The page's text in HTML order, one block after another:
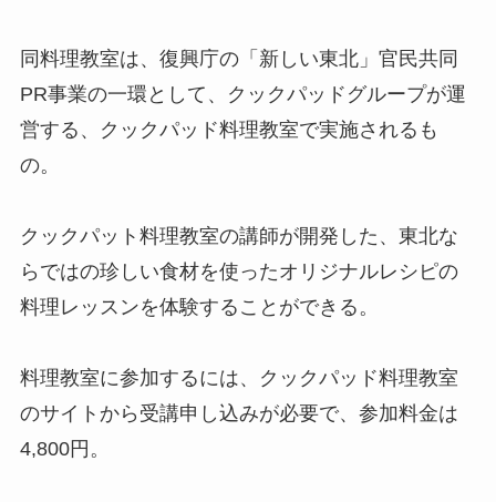
同料理教室は、復興庁の「新しい東北」官民共同
PR事業の一環として、クックパッドグループが運
営する、クックパッド料理教室で実施されるも
の。
クックパット料理教室の講師が開発した、東北な
らではの珍しい食材を使ったオリジナルレシピの
料理レッスンを体験することができる。
料理教室に参加するには、クックパッド料理教室
のサイトから受講申し込みが必要で、参加料金は
4,800円。